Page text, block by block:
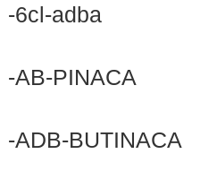
-6cl-adba
-AB-PINACA
-ADB-BUTINACA